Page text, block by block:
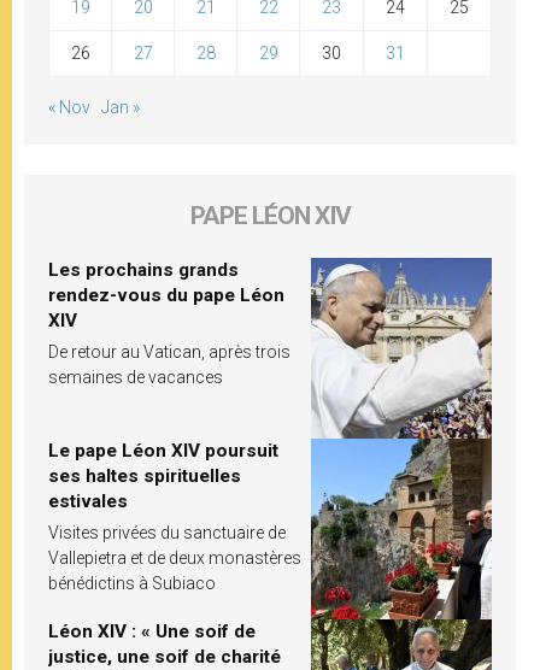
19 20 21 22 23 24 25
26 27 28 29 30 31
« Nov Jan »
PAPE LÉON XIV
Les prochains grands
rendez-vous du pape Léon
XIV
De retour au Vatican, après trois
semaines de vacances
Le pape Léon XIV poursuit
ses haltes spirituelles
estivales
Visites privées du sanctuaire de
Vallepietra et de deux monastères
bénédictins à Subiaco
Léon XIV : « Une soif de
justice, une soif de charité